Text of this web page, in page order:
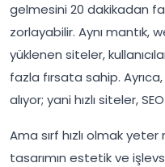
gelmesini 20 dakikadan
zorlayabilir. Aynı mantık,
yüklenen siteler,
fazla fırsata sahip.
alıyor; yani hızlı siteler,
Ama sırf hızlı olmak
tasarımın estetik ve